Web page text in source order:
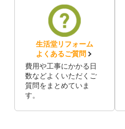
生活堂リフォーム
よくあるご質問
費用や工事にかかる日
数などよくいただくご
質問をまとめていま
す。